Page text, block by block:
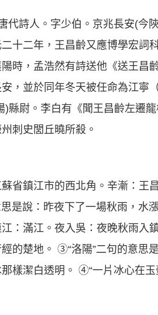
代詩人。字少伯。京兆長安(今
十二年，王昌齡又應博學宏詞
時，孟浩然有詩送他《送王昌
，並於同年冬天被任命為江寧
)縣尉。李白有《聞王昌齡左遷
刺史閭丘曉所殺。
省鎮江市的西北角。辛漸：王
是說：昨夜下了一場秋雨，水
：滿江。夜入吳：夜晚秋雨入
的楚地。 ③“洛陽”二句的意思
樣潔白透明。 ④“一片冰心在